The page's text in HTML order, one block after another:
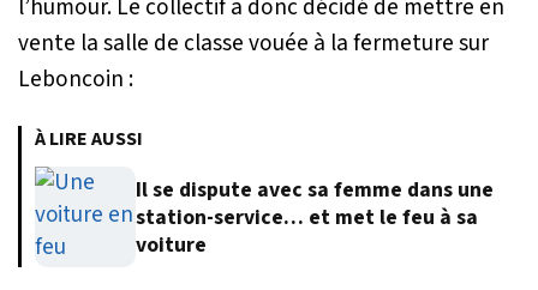
l’humour. Le collectif a donc décidé de mettre en
vente la salle de classe vouée à la fermeture sur
Leboncoin :
À LIRE AUSSI
Il se dispute avec sa femme dans une
station-service… et met le feu à sa
voiture